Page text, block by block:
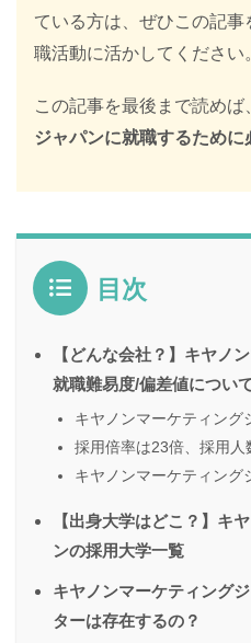
ている方は、ぜひこの記
職活動に活かしてください
この記事を最後まで読めば
ジャパンに就職するために
目次
【どんな会社？】キヤノ
就職難易度/偏差値につい
キヤノンマーケティング
採用倍率は23倍、採用人
キヤノンマーケティング
【出身大学はどこ？】キ
ンの採用大学一覧
キヤノンマーケティング
ターは存在するの？